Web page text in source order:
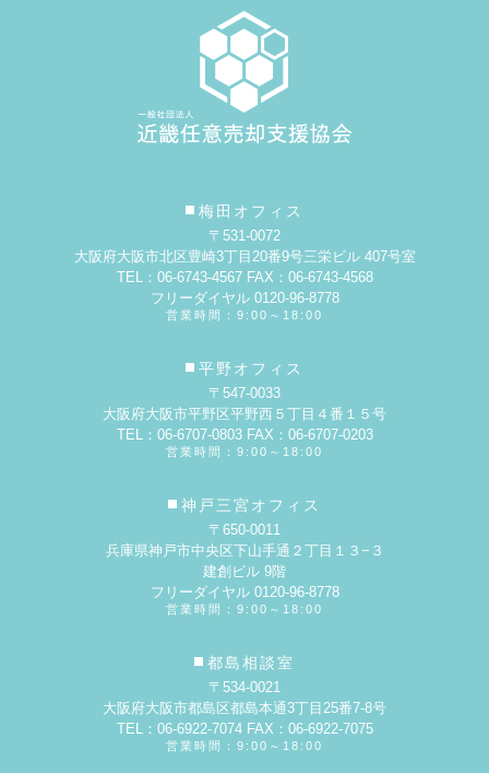
梅田オフィス
〒531-0072
大阪府大阪市北区豊崎3丁目20番9号三栄ビル 407号室
TEL：06-6743-4567 FAX：06-6743-4568
フリーダイヤル 0120-96-8778
営業時間：9:00～18:00
平野オフィス
〒547-0033
大阪府大阪市平野区平野西５丁目４番１５号
TEL：06-6707-0803 FAX：06-6707-0203
営業時間：9:00～18:00
神戸三宮オフィス
〒650-0011
兵庫県神戸市中央区下山手通２丁目１３−３
建創ビル 9階
フリーダイヤル 0120-96-8778
営業時間：9:00～18:00
都島相談室
〒534-0021
大阪府大阪市都島区都島本通3丁目25番7-8号
TEL：06-6922-7074 FAX：06-6922-7075
営業時間：9:00～18:00